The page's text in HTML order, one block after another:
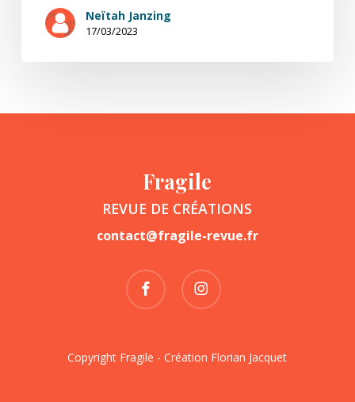
Neïtah Janzing
17/03/2023
Fragile
REVUE DE CRÉATIONS
contact@fragile-revue.fr
facebook instagram
Copyright Fragile - Création Florian Jacquet